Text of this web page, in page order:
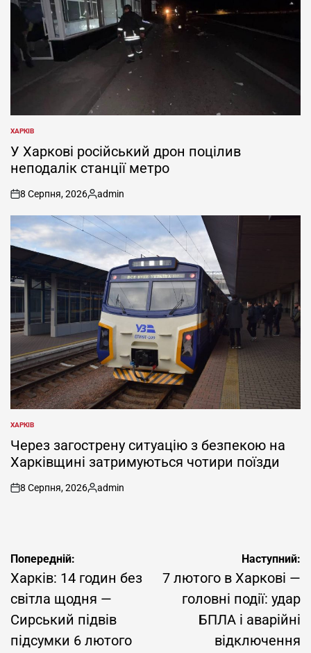
ОПУБЛІКУВАТИ
У
ХАРКІВ
У Харкові російський дрон поцілив
неподалік станції метро
on
8 Серпня, 2026
Опубліковано
admin
ОПУБЛІКУВАТИ
У
ХАРКІВ
Через загострену ситуацію з безпекою на
Харківщині затримуються чотири поїзди
on
8 Серпня, 2026
Опубліковано
admin
Навігація
записів
Попередній:
Харків: 14 годин без
світла щодня —
Сирський підвів
підсумки 6 лютого
Наступний:
7 лютого в Харкові —
головні події: удар
БПЛА і аварійні
відключення